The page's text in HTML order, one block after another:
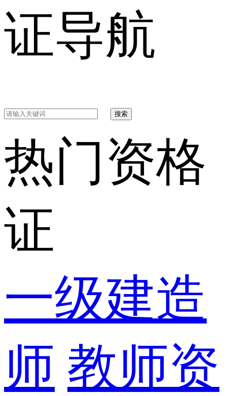
证导航
搜索
热门资格
证
一级建造
师 教师资